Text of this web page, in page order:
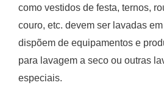
como vestidos de festa, ternos,
couro, etc. devem ser lavadas
dispõem de equipamentos e
para lavagem a seco ou outras
especiais.